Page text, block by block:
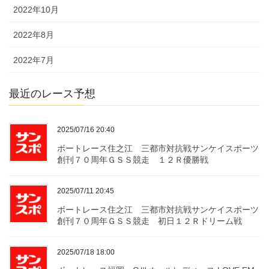
2022年10月
2022年8月
2022年7月
最近のレース予想
2025/07/16 20:40
ボートレース住之江 三都市対抗戦サンケイスポーツ
創刊７０周年ＧＳＳ競走 １２Ｒ優勝戦
2025/07/11 20:45
ボートレース住之江 三都市対抗戦サンケイスポーツ
創刊７０周年ＧＳＳ競走 初日１２Ｒドリーム戦
2025/07/18 18:00